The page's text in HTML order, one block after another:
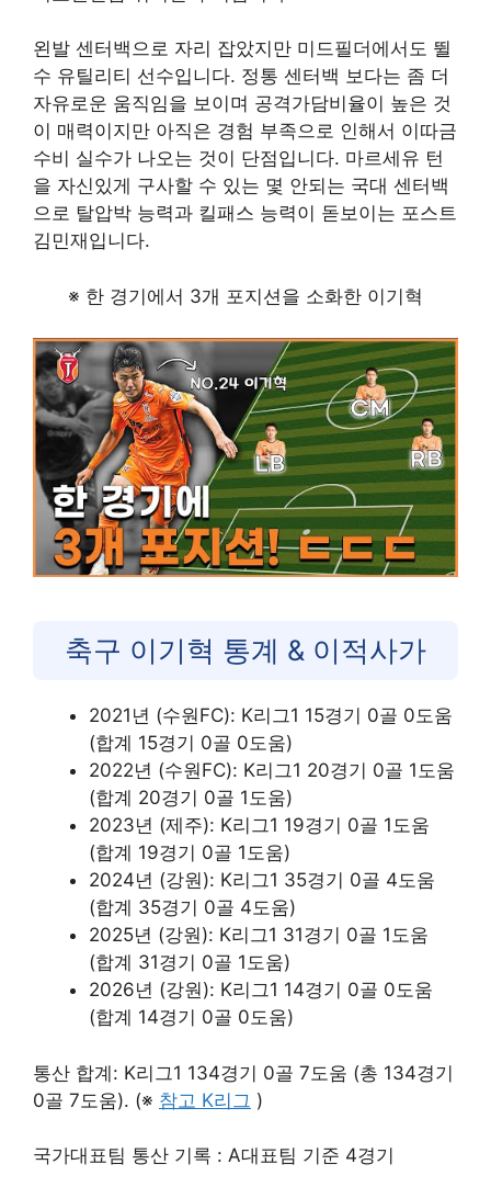
왼발 센터백으로 자리 잡았지만 미드필더에서도 뛸
수 유틸리티 선수입니다. 정통 센터백 보다는 좀 더
자유로운 움직임을 보이며 공격가담비율이 높은 것
이 매력이지만 아직은 경험 부족으로 인해서 이따금
수비 실수가 나오는 것이 단점입니다. 마르세유 턴
을 자신있게 구사할 수 있는 몇 안되는 국대 센터백
으로 탈압박 능력과 킬패스 능력이 돋보이는 포스트
김민재입니다.
※ 한 경기에서 3개 포지션을 소화한 이기혁
축구 이기혁 통계 & 이적사가
2021년 (수원FC): K리그1 15경기 0골 0도움
(합계 15경기 0골 0도움)
2022년 (수원FC): K리그1 20경기 0골 1도움
(합계 20경기 0골 1도움)
2023년 (제주): K리그1 19경기 0골 1도움
(합계 19경기 0골 1도움)
2024년 (강원): K리그1 35경기 0골 4도움
(합계 35경기 0골 4도움)
2025년 (강원): K리그1 31경기 0골 1도움
(합계 31경기 0골 1도움)
2026년 (강원): K리그1 14경기 0골 0도움
(합계 14경기 0골 0도움)
통산 합계: K리그1 134경기 0골 7도움 (총 134경기
0골 7도움). (※ 참고 K리그 )
국가대표팀 통산 기록 : A대표팀 기준 4경기